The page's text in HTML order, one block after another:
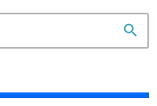
search